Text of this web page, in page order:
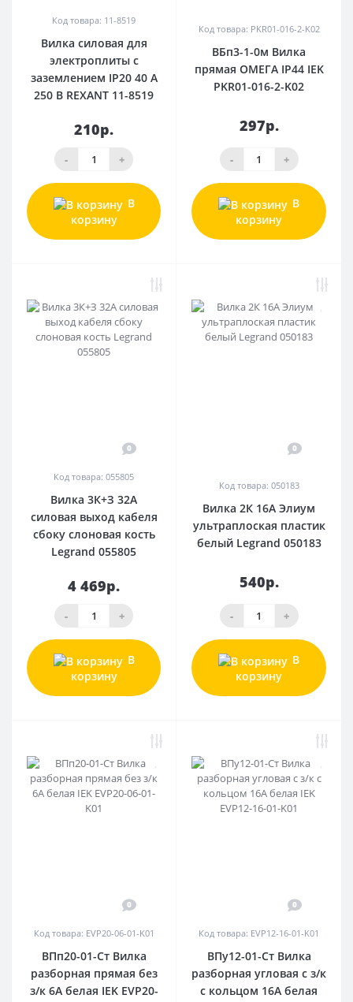
Код товара: 11-8519
Вилка силовая для
электроплиты с
заземлением IP20 40 А
250 В REXANT 11-8519
210р.
- +
В
корзину
Код товара: PKR01-016-2-K02
ВБп3-1-0м Вилка
прямая ОМЕГА IP44 IEK
PKR01-016-2-K02
297р.
- +
В
корзину
0
Код товара: 055805
Вилка 3К+З 32А
силовая выход кабеля
сбоку слоновая кость
Legrand 055805
4 469р.
- +
В
корзину
0
Код товара: 050183
Вилка 2К 16А Элиум
ультраплоская пластик
белый Legrand 050183
540р.
- +
В
корзину
0
Код товара: EVP20-06-01-K01
ВПп20-01-Ст Вилка
разборная прямая без
з/к 6А белая IEK EVP20-
0
Код товара: EVP12-16-01-K01
ВПу12-01-Ст Вилка
разборная угловая с з/к
с кольцом 16А белая